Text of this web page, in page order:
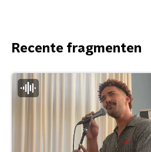
Recente fragmenten